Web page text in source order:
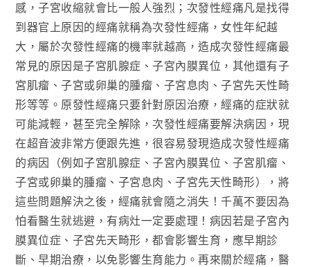
感，子宮收縮就會比一般人強烈；次發性經痛凡是找得
到器官上原因的經痛就稱為次發性經痛，女性年紀越
大，屬於次發性經痛的機率就越高，造成次發性經痛最
常見的原因是子宮肌腺症、子宮內膜異位，其他還有子
宮肌瘤、子宮或卵巢的腫瘤、子宮息肉、子宮先天性畸
形等等。原發性經痛只要針對原因治療，經痛的症狀就
可能減輕，甚至完全解除，次發性經痛要解決病因，現
在超音波非常方便跟先進，很容易發現造成次發性經痛
的病因（例如子宮肌腺症、子宮內膜異位、子宮肌瘤、
子宮或卵巢的腫瘤、子宮息肉、子宮先天性畸形），將
這些問題解決之後，經痛就會隨之消失！千萬不要因為
怕看醫生就逃避，有病灶一定要處理！病因若是子宮內
膜異位症、子宮先天畸形，都會影響生育，應早期診
斷、早期治療，以免影響生育能力。再來關於經痛，醫